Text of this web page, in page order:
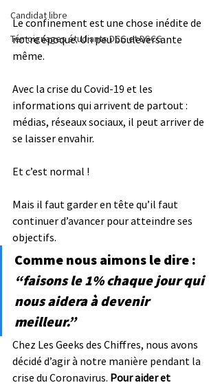
Candidat libre
Témoignages étudiants DCG et DSCG
Le confinement est une chose inédite de
notre époque. Un peu bouleversante
même.
Avec la crise du Covid-19 et les
informations qui arrivent de partout :
médias, réseaux sociaux, il peut arriver de
se laisser envahir.
Et c’est normal !
Mais il faut garder en tête qu’il faut
continuer d’avancer pour atteindre ses
objectifs.
Comme nous aimons le dire :
“faisons le 1% chaque jour qui
nous aidera à devenir
meilleur.”
Chez Les Geeks des Chiffres, nous avons
décidé d’agir à notre manière pendant la
crise du Coronavirus. Pour aider et